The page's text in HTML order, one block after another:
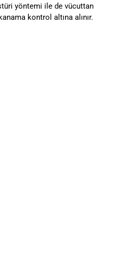
yöntemi ile de vücuttan
kontrol altına alınır.